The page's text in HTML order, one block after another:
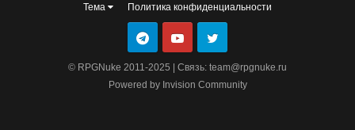
Тема
Политика конфиденциальности
© RPGNuke 2011-2025 | Связь: team@rpgnuke.ru
Powered by Invision Community